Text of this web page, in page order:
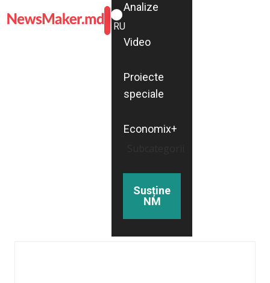
ROMÂNĂ
RU
Analize
Video
Proiecte
speciale
Economix+
Susține
NM